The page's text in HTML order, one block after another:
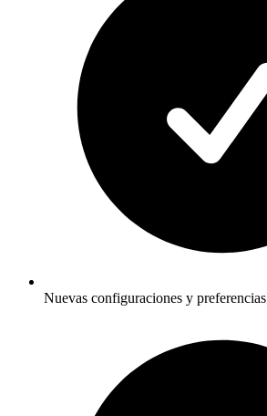
Nuevas configuraciones y preferencias